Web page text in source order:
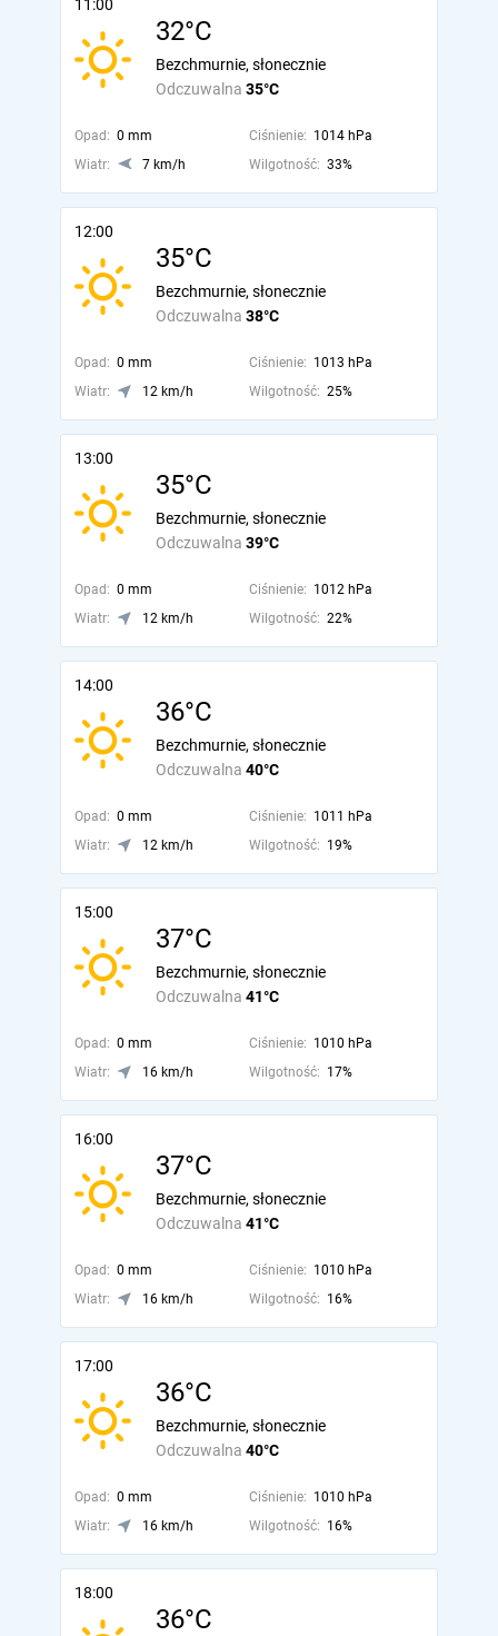
11:00
32°C
Odczuwalna 35°C
Bezchmurnie, słonecznie
Opad: 0 mm Ciśnienie: 1014 hPa
Wiatr:
7 km/h Wilgotność: 33%
12:00
35°C
Odczuwalna 38°C
Bezchmurnie, słonecznie
Opad: 0 mm Ciśnienie: 1013 hPa
Wiatr:
12 km/h Wilgotność: 25%
13:00
35°C
Odczuwalna 39°C
Bezchmurnie, słonecznie
Opad: 0 mm Ciśnienie: 1012 hPa
Wiatr:
12 km/h Wilgotność: 22%
14:00
36°C
Odczuwalna 40°C
Bezchmurnie, słonecznie
Opad: 0 mm Ciśnienie: 1011 hPa
Wiatr:
12 km/h Wilgotność: 19%
15:00
37°C
Odczuwalna 41°C
Bezchmurnie, słonecznie
Opad: 0 mm Ciśnienie: 1010 hPa
Wiatr:
16 km/h Wilgotność: 17%
16:00
37°C
Odczuwalna 41°C
Bezchmurnie, słonecznie
Opad: 0 mm Ciśnienie: 1010 hPa
Wiatr:
16 km/h Wilgotność: 16%
17:00
36°C
Odczuwalna 40°C
Bezchmurnie, słonecznie
Opad: 0 mm Ciśnienie: 1010 hPa
Wiatr:
16 km/h Wilgotność: 16%
18:00
36°C